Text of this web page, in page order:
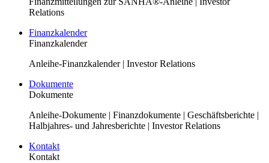
Relations
Finanzkalender
Finanzkalender
Anleihe-Finanzkalender | Investor Relations
Dokumente
Dokumente
Anleihe-Dokumente | Finanzdokumente | Geschäftsberichte |
Halbjahres- und Jahresberichte | Investor Relations
Kontakt
Kontakt